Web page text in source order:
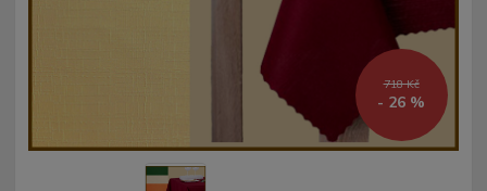
718 Kč
- 26 %